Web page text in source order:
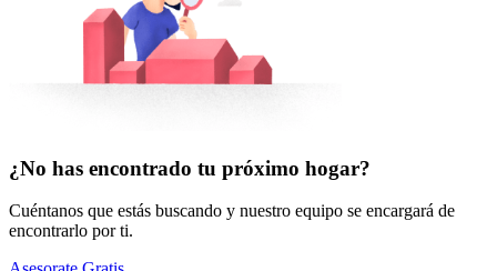
¿No has encontrado tu próximo hogar?
Cuéntanos que estás buscando y nuestro equipo se encargará de
encontrarlo por ti.